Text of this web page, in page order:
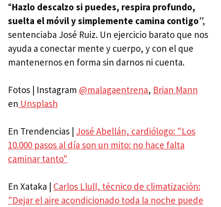
“Hazlo descalzo si puedes, respira profundo,
suelta el móvil y simplemente camina contigo”,
sentenciaba José Ruiz. Un ejercicio barato que nos
ayuda a conectar mente y cuerpo, y con el que
mantenernos en forma sin darnos ni cuenta.
Fotos | Instagram @malagaentrena, Brian Mann
en Unsplash
En Trendencias | José Abellán, cardiólogo: "Los
10.000 pasos al día son un mito: no hace falta
caminar tanto"
En Xataka | Carlos Llull, técnico de climatización:
"Dejar el aire acondicionado toda la noche puede